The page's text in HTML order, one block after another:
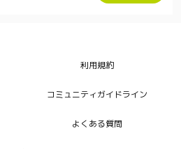
利用規約
コミュニティガイドライン
よくある質問